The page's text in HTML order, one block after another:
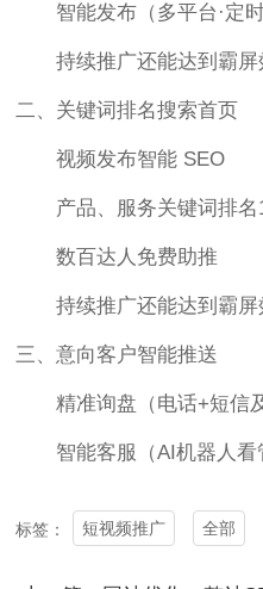
智能发布（多平台·定时
持续推广还能达到霸屏
二、关键词排名搜索首页
视频发布智能 SEO
产品、服务关键词排名
数百达人免费助推
持续推广还能达到霸屏
三、意向客户智能推送
精准询盘（电话+短信及
智能客服（AI机器人看
标签： 短视频推广 全部